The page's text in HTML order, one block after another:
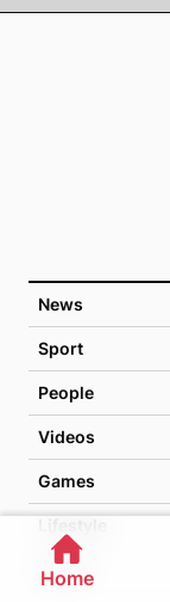
News
Sport
People
Videos
Games
Archiv
Home